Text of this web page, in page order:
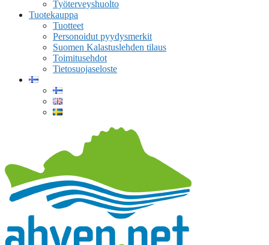
Työterveyshuolto
Tuotekauppa
Tuotteet
Personoidut pyydysmerkit
Suomen Kalastuslehden tilaus
Toimitusehdot
Tietosuojaseloste